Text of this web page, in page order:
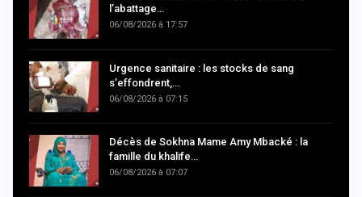
l’abattage…
06/08/2026 à 17:57
Urgence sanitaire : les stocks de sang
s’effondrent,…
06/08/2026 à 07:15
Décès de Sokhna Mame Amy Mbacké : la
famille du khalife…
06/08/2026 à 07:07